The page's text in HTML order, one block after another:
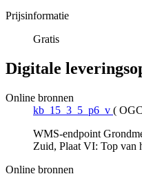
Prijsinformatie
Gratis
Digitale
Online bronnen
kb_15_3_5_p6_v (
WMS-endpoint
Zuid, Plaat VI: Top van
Online bronnen